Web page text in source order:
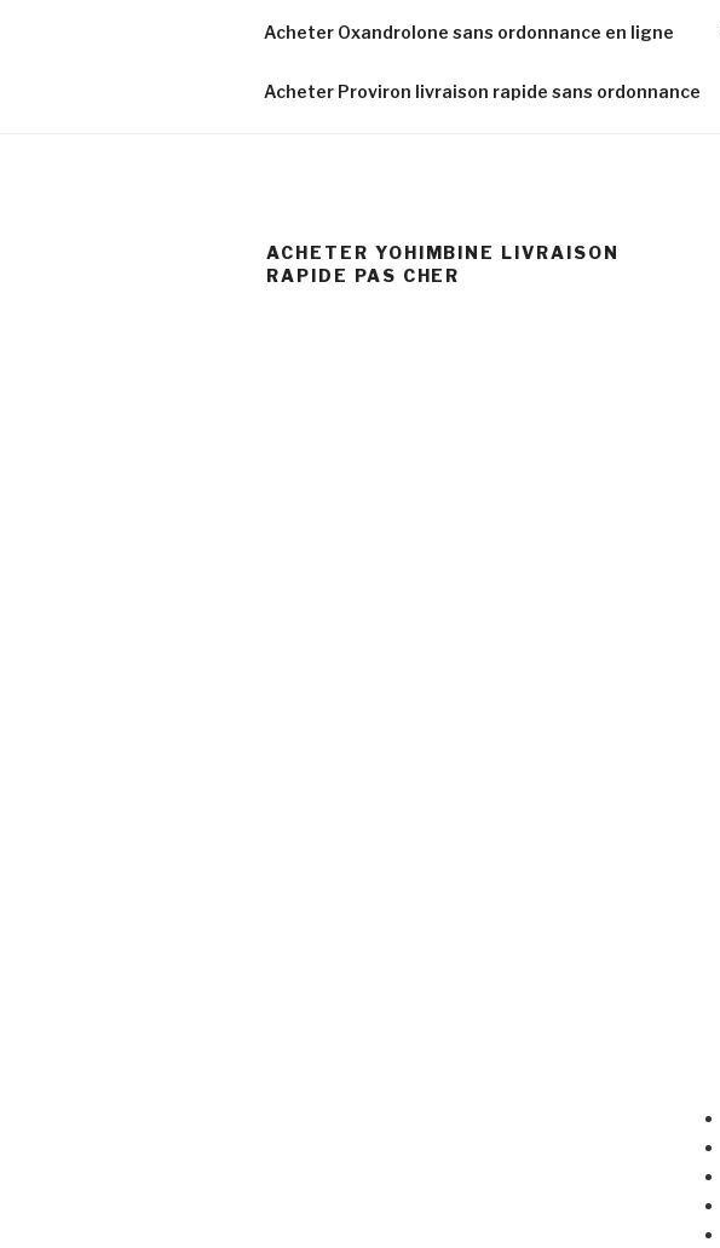
Acheter Oxandrolone sans ordonnance en ligne
Acheter Proviron livraison rapide sans ordonnance
ACHETER YOHIMBINE LIVRAISON
RAPIDE PAS CHER